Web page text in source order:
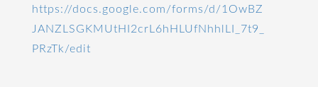
https://docs.google.com/forms/d/1OwBZ
JANZLSGKMUtHI2crL6hHLUfNhhlLI_7t9_
PRzTk/edit